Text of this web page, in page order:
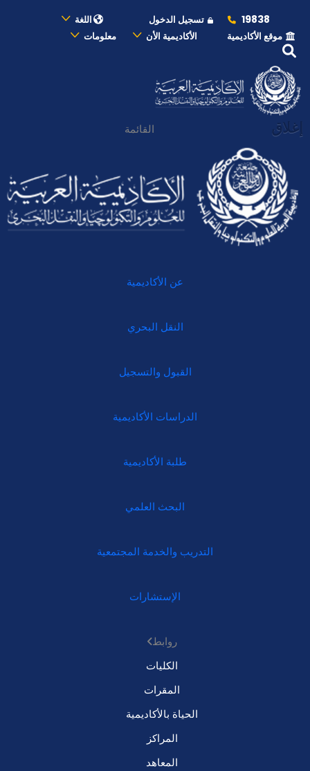
19838 تسجيل الدخول
اللغة
موقع الأكاديمية
الأكاديمية الأن معلومات
إغلاق القائمة
عن الأكاديمية
النقل البحري
القبول والتسجيل
الدراسات الأكاديمية
طلبة الأكاديمية
البحث العلمي
التدريب والخدمة المجتمعية
الإستشارات
روابط
الكليات
المقرات
الحياة بالأكاديمية
المراكز
المعاهد